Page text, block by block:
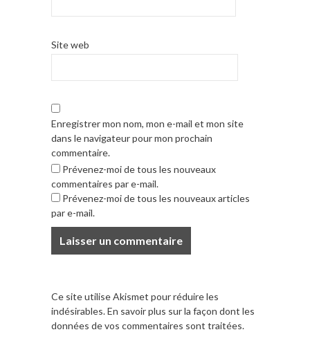
Site web
Enregistrer mon nom, mon e-mail et mon site
dans le navigateur pour mon prochain
commentaire.
Prévenez-moi de tous les nouveaux
commentaires par e-mail.
Prévenez-moi de tous les nouveaux articles
par e-mail.
Ce site utilise Akismet pour réduire les
indésirables.En savoir plus sur la façon dont les
données de vos commentaires sont traitées.